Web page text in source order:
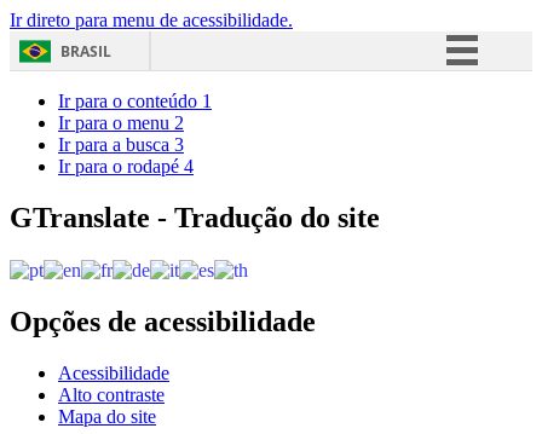
Ir direto para menu de acessibilidade.
BRASIL
Acesso à informação
Ir para o conteúdo 1
Ir para o menu 2
Ir para a busca 3
Ir para o rodapé 4
GTranslate - Tradução do site
Opções de acessibilidade
Acessibilidade
Alto contraste
Mapa do site